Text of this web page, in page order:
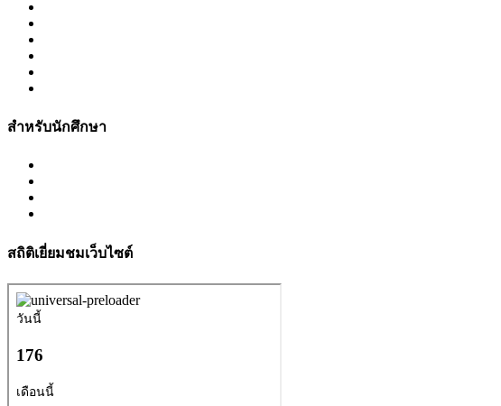
สำหรับนักศึกษา
สถิติเยี่ยมชมเว็บไซต์